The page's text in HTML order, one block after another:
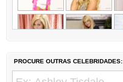
PROCURE OUTRAS CELEBRIDADES: